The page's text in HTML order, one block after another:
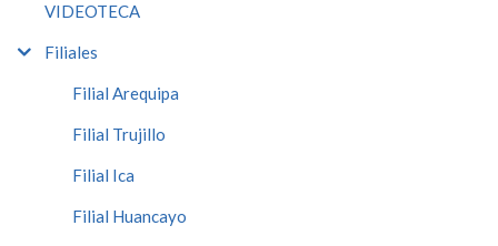
VIDEOTECA
Filiales
Filial Arequipa
Filial Trujillo
Filial Ica
Filial Huancayo